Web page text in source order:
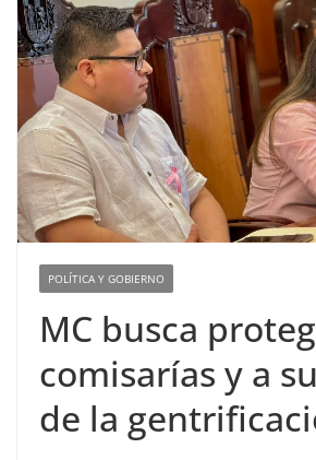
POLÍTICA Y GOBIERNO
MC busca
comisarías y a
de la